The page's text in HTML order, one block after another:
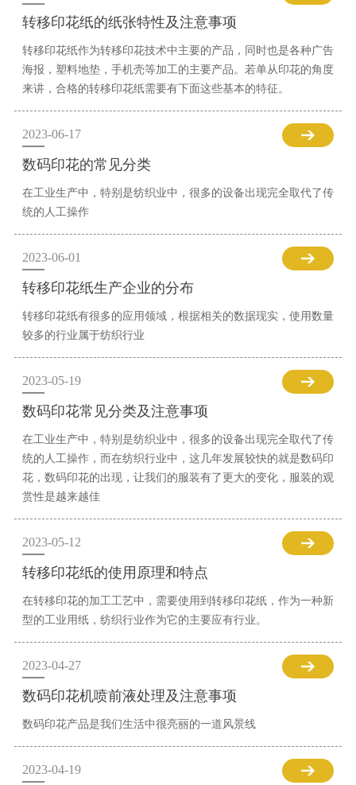
转移印花纸的纸张特性及注意事项
转移印花纸作为转移印花技术中主要的产品，同时也是各种广告
海报，塑料地垫，手机壳等加工的主要产品。若单从印花的角度
来讲，合格的转移印花纸需要有下面这些基本的特征。
2023-06-17
数码印花的常见分类
在工业生产中，特别是纺织业中，很多的设备出现完全取代了传
统的人工操作
2023-06-01
转移印花纸生产企业的分布
转移印花纸有很多的应用领域，根据相关的数据现实，使用数量
较多的行业属于纺织行业
2023-05-19
数码印花常见分类及注意事项
在工业生产中，特别是纺织业中，很多的设备出现完全取代了传
统的人工操作，而在纺织行业中，这几年发展较快的就是数码印
花，数码印花的出现，让我们的服装有了更大的变化，服装的观
赏性是越来越佳
2023-05-12
转移印花纸的使用原理和特点
在转移印花的加工工艺中，需要使用到转移印花纸，作为一种新
型的工业用纸，纺织行业作为它的主要应有行业。
2023-04-27
数码印花机喷前液处理及注意事项
数码印花产品是我们生活中很亮丽的一道风景线
2023-04-19